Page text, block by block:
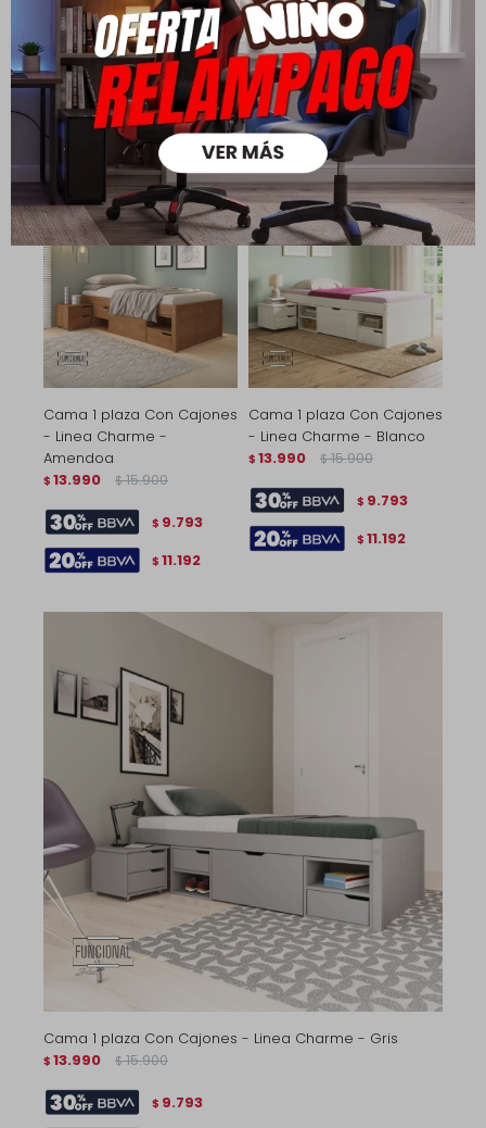
Cajones - Charme - Linea
Funcional - Amendoa
$ 22.590 $ 31.290
$ 15.813
18.072
Cajones - Charme - Linea
Funcional - Gris
$22.590 $ 31.290
$15.813
18.072
Cama 1 plaza Con Cajones
- Linea Charme -
Amendoa
$ 13.990 $ 15.900
$ 9.793
$ 11.192
Cama 1 plaza Con Cajones
- Linea Charme - Blanco
$ 13.990 $ 15.900
$ 9.793
$ 11.192
Cama 1 plaza Con Cajones - Linea Charme - Gris
$ 13.990 $ 15.900
$ 9.793